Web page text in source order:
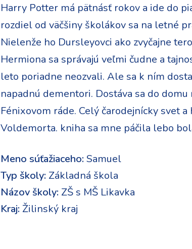
Harry Potter má pätnásť rokov a ide do
rozdiel od väčšiny školákov sa na letné
Nielenže ho Dursleyovci ako zvyčajne
Hermiona sa správajú veľmi čudne a
leto poriadne neozvali. Ale sa k ním
napadnú dementori. Dostáva sa do
Fénixovom ráde. Celý čarodejnícky svet
Voldemorta. kniha sa mne páčila lebo
Meno súťažiaceho: Samuel
Typ školy: Základná škola
Názov školy: ZŠ s MŠ Likavka
Kraj: Žilinský kraj